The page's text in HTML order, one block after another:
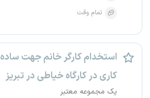
تمام وقت
استخدام کارگر خانم جهت ساده
کاری در کارگاه خیاطی در تبریز
یک مجموعه معتبر